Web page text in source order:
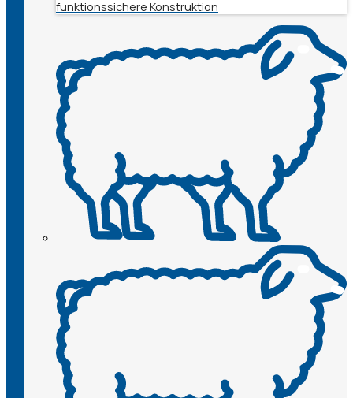
funktionssichere Konstruktion